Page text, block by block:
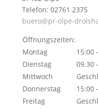
Telefon: 02761 2375
buero@pr-olpe-
Öffnungszeiten:
Montag
15:00
Dienstag
09.30
Mittwoch
Donnerstag
15:00
Freitag